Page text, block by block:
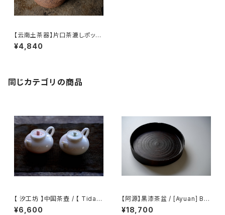
【云南土茶器】片口茶漉しポット
/ 【Yunnan Earthenware】 Te
a Strainer Pot
¥4,840
同じカテゴリの商品
【 汐工坊 】中国茶壺 / 【 Tidal
Atelier 】Chinese teapot
¥6,600
【阿源】黒漆茶盆 / [Ayuan] Bla
ck Lacquer Tea Tray
¥18,700